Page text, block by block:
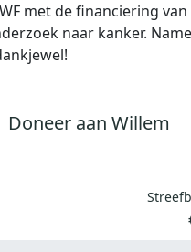
met de financiering van
naar kanker.
Doneer aan Willem